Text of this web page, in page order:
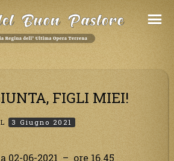
FIGLI MIEI!
3 Giugno 2021
02-06-2021 – ore 16.45